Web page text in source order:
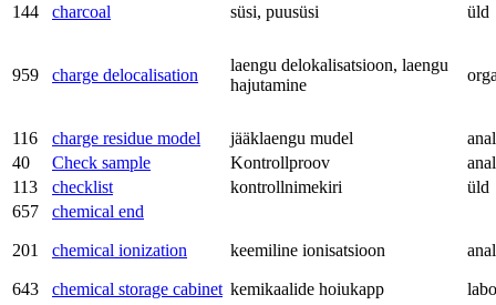
144
charcoal süsi, puusüsi üld
959 charge delocalisation
laengu delokalisatsioon, laengu
hajutamine
116 charge residue model jääklaengu mudel
40
Check sample Kontrollproov
113
checklist kontrollnimekiri
üld
657
chemical end
201 chemical ionization keemiline ionisatsioon
643 chemical storage cabinet kemikaalide hoiukapp